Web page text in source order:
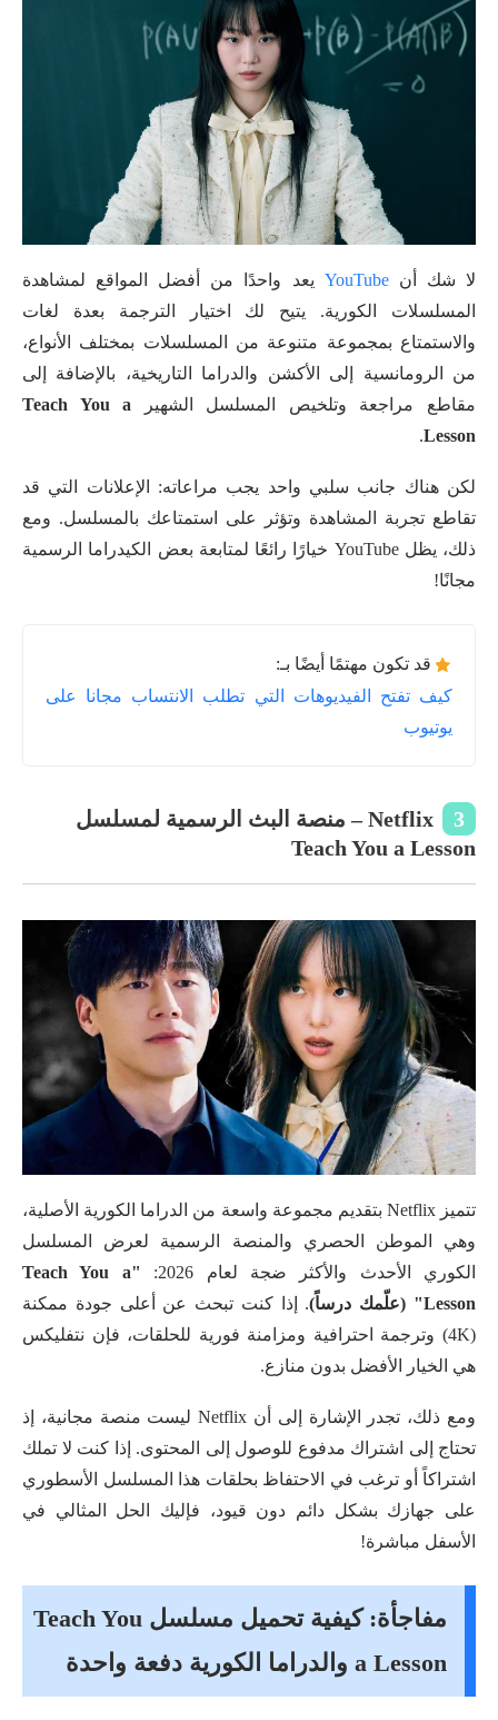
لا شك أنYouTube يعد واحدًا من أفضل المواقع لمشاهدة
المسلسلات الكورية. يتيح لك اختيار الترجمة بعدة لغات
والاستمتاع بمجموعة متنوعة من المسلسلات بمختلف الأنواع،
من الرومانسية إلى الأكشن والدراما التاريخية، بالإضافة إلى
مقاطع مراجعة وتلخيص المسلسل الشهير Teach You a
Lesson
.
لكن هناك جانب سلبي واحد يجب مراعاته: الإعلانات التي قد
تقاطع تجربة المشاهدة وتؤثر على استمتاعك بالمسلسل. ومع
ذلك، يظل YouTube خيارًا رائعًا لمتابعة بعض الكيدراما الرسمية
مجانًا!
قد تكون مهتمًا أيضًا بـ:
كيف تفتح الفيديوهات التي تطلب الانتساب مجانا على
يوتيوب
3
Netflix – منصة البث الرسمية لمسلسل
Teach You a Lesson
تتميز Netflix بتقديم مجموعة واسعة من الدراما الكورية الأصلية،
وهي الموطن الحصري والمنصة الرسمية لعرض المسلسل
الكوري الأحدث والأكثر ضجة لعام 2026:
"Teach You a
Lesson" (علّمك درساً)
. إذا كنت تبحث عن أعلى جودة ممكنة
(4K) وترجمة احترافية ومزامنة فورية للحلقات، فإن نتفليكس
هي الخيار الأفضل بدون منازع.
ومع ذلك، تجدر الإشارة إلى أن Netflix ليست منصة مجانية، إذ
تحتاج إلى اشتراك مدفوع للوصول إلى المحتوى. إذا كنت لا تملك
اشتراكاً أو ترغب في الاحتفاظ بحلقات هذا المسلسل الأسطوري
على جهازك بشكل دائم دون قيود، فإليك الحل المثالي في
الأسفل مباشرة!
مفاجأة: كيفية تحميل مسلسل Teach You
a Lesson والدراما الكورية دفعة واحدة